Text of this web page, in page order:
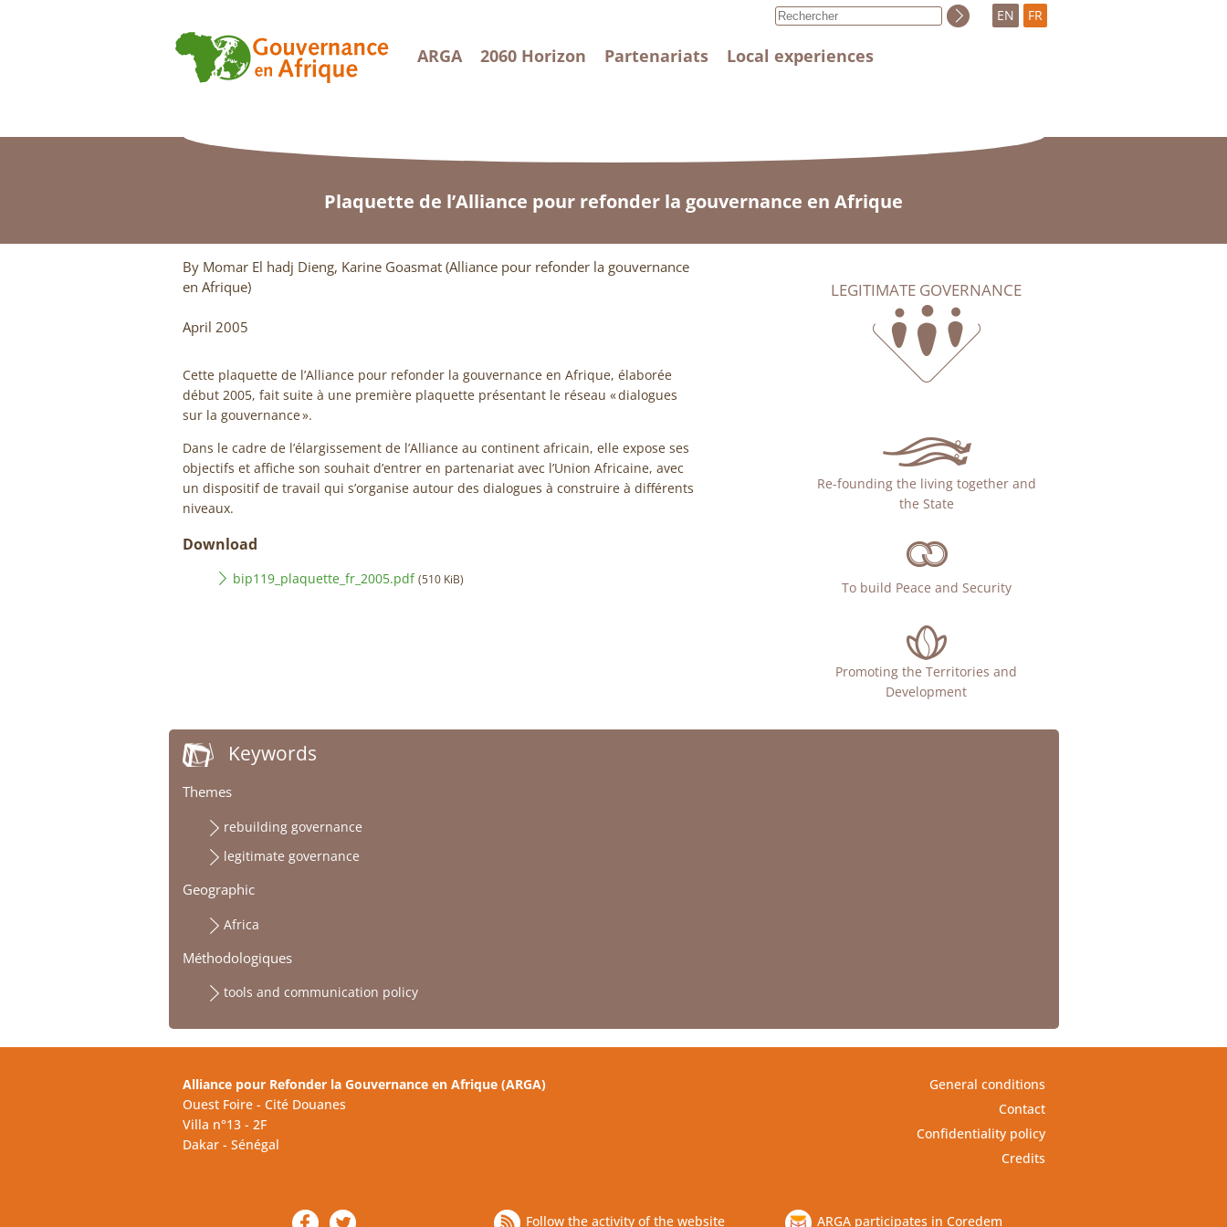
ARGA 2060 Horizon Partenariats Local experiences
EN FR
Plaquette de l’Alliance pour refonder la gouvernance en Afrique
By Momar El hadj Dieng, Karine Goasmat (Alliance pour refonder la gouvernance
en Afrique)
April 2005
Cette plaquette de l’Alliance pour refonder la gouvernance en Afrique, élaborée
début 2005, fait suite à une première plaquette présentant le réseau « dialogues
sur la gouvernance ».
Dans le cadre de l’élargissement de l’Alliance au continent africain, elle expose ses
objectifs et affiche son souhait d’entrer en partenariat avec l’Union Africaine, avec
un dispositif de travail qui s’organise autour des dialogues à construire à différents
niveaux.
Download
bip119_plaquette_fr_2005.pdf (510 KiB)
LEGITIMATE GOVERNANCE
Re-founding the living together and
the State
To build Peace and Security
Promoting the Territories and
Development
Keywords
Themes
rebuilding governance
legitimate governance
Geographic
Africa
Méthodologiques
tools and communication policy
Alliance pour Refonder la Gouvernance en Afrique (ARGA)
Ouest Foire - Cité Douanes
Villa n°13 - 2F
Dakar - Sénégal
General conditions
Contact
Confidentiality policy
Credits
Follow the activity of the website ARGA participates in Coredem